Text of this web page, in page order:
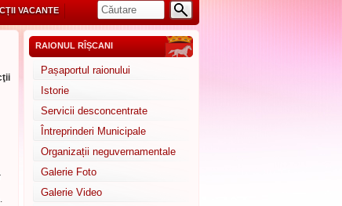
VACANTE
RAIONUL RÎȘCANI
Pașaportul raionului
Istorie
Servicii desconcentrate
Întreprinderi Municipale
Organizații neguvernamentale
Galerie Foto
Galerie Video